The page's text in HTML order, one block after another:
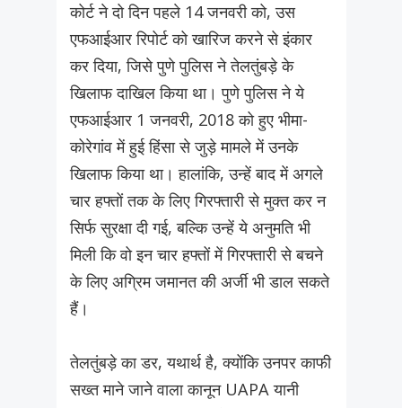
कोर्ट ने दो दिन पहले 14 जनवरी को, उस
एफआईआर रिपोर्ट को खारिज करने से इंकार
कर दिया, जिसे पुणे पुलिस ने तेलतुंबड़े के
खिलाफ दाखिल किया था। पुणे पुलिस ने ये
एफआईआर 1 जनवरी, 2018 को हुए भीमा-
कोरेगांव में हुई हिंसा से जुड़े मामले में उनके
खिलाफ किया था। हालांकि, उन्हें बाद में अगले
चार हफ्तों तक के लिए गिरफ्तारी से मुक्त कर न
सिर्फ सुरक्षा दी गई, बल्कि उन्हें ये अनुमति भी
मिली कि वो इन चार हफ्तों में गिरफ्तारी से बचने
के लिए अग्रिम जमानत की अर्जी भी डाल सकते
हैं।
तेलतुंबड़े का डर, यथार्थ है, क्योंकि उनपर काफी
सख्त माने जाने वाला कानून UAPA यानी